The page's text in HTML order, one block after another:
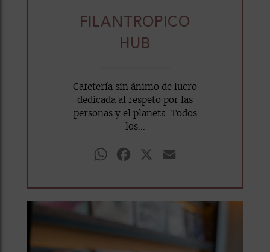
FILANTROPICO
HUB
Cafetería sin ánimo de lucro
dedicada al respeto por las
personas y el planeta. Todos
los...
WhatsAppFacebook